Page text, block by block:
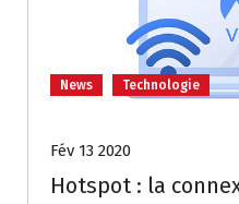
News Technologie
Fév 13 2020
Hotspot : la